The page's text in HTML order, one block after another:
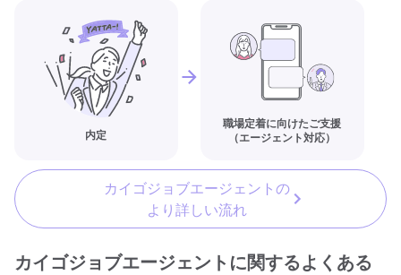
内定
職場定着に向けたご支援
（エージェント対応）
カイゴジョブエージェントの
より詳しい流れ
カイゴジョブエージェントに関するよくある